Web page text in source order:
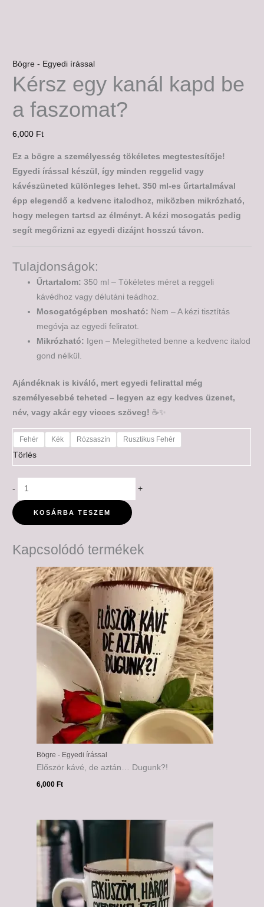
Bögre - Egyedi írással
Kérsz egy kanál kapd be
a faszomat?
6,000 Ft
Ez a bögre a személyesség tökéletes megtestesítője!
Egyedi írással készül, így minden reggelid vagy
kávészüneted különleges lehet. 350 ml-es űrtartalmával
épp elegendő a kedvenc italodhoz, miközben mikrózható,
hogy melegen tartsd az élményt. A kézi mosogatás pedig
segít megőrizni az egyedi dizájnt hosszú távon.
Tulajdonságok:
Űrtartalom: 350 ml – Tökéletes méret a reggeli
kávédhoz vagy délutáni teádhoz.
Mosogatógépben mosható: Nem – A kézi tisztítás
megóvja az egyedi feliratot.
Mikrózható: Igen – Melegítheted benne a kedvenc italod
gond nélkül.
Ajándéknak is kiváló, mert egyedi felirattal még
személyesebbé teheted – legyen az egy kedves üzenet,
név, vagy akár egy vicces szöveg! ☕✨
Fehér Kék Rózsaszín Rusztikus Fehér
Törlés
- +
KOSÁRBA TESZEM
Kapcsolódó termékek
Bögre - Egyedi írással
Először kávé, de aztán… Dugunk?!
6,000Ft